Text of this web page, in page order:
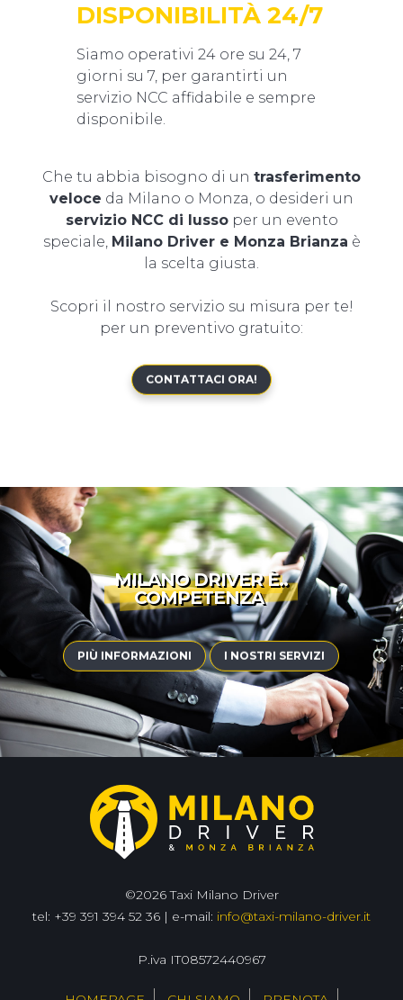
DISPONIBILITÀ 24/7
Siamo operativi 24 ore su 24, 7
giorni su 7, per garantirti un
servizio NCC affidabile e sempre
disponibile.
Che tu abbia bisogno di un trasferimento
veloce da Milano o Monza, o desideri un
servizio NCC di lussoper un evento
speciale, Milano Driver e Monza Brianza è
la scelta giusta.
Scopri il nostro servizio su misura per te!
per un preventivo gratuito:
CONTATTACI ORA!
MILANO DRIVER È..
COMPETENZA|
PIÙ INFORMAZIONI I NOSTRI SERVIZI
©2026 Taxi Milano Driver
tel: +39 391 394 52 36 | e-mail: info@taxi-milano-driver.it
P.iva IT08572440967